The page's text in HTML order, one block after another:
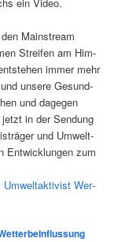
ein Video.
Main­stream
Strei­fen am Him­
immer mehr
unse­re Gesund­
und dage­gen
in der Sen­dung
und Umwelt­
Ent­wick­lun­gen zum
Umwelt­ak­ti­vist Wer­